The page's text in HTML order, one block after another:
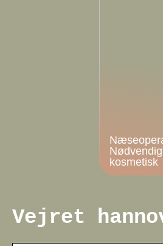
kosmetisk
Vejret